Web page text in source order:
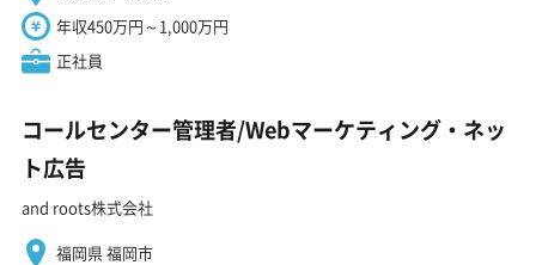
年収450万円～1,000万円
正社員
コールセンター管理者/Webマーケティング・ネッ
ト広告
and roots株式会社
福岡県 福岡市